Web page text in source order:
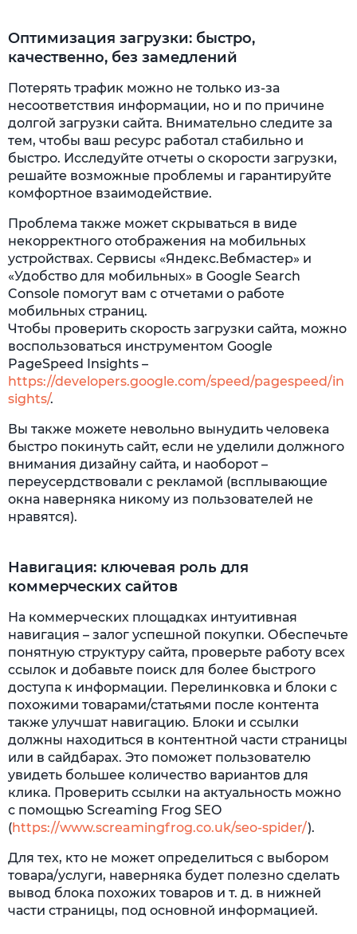
Оптимизация загрузки: быстро,
качественно, без замедлений
Потерять трафик можно не только из-за
несоответствия информации, но и по причине
долгой загрузки сайта. Внимательно следите за
тем, чтобы ваш ресурс работал стабильно и
быстро. Исследуйте отчеты о скорости загрузки,
решайте возможные проблемы и гарантируйте
комфортное взаимодействие.
Проблема также может скрываться в виде
некорректного отображения на мобильных
устройствах. Сервисы «Яндекс.Вебмастер» и
«Удобство для мобильных» в Google Search
Console помогут вам с отчетами о работе
мобильных страниц.
Чтобы проверить скорость загрузки сайта, можно
воспользоваться инструментом Google
PageSpeed Insights –
https://developers.google.com/speed/pagespeed/in
sights/.
Вы также можете невольно вынудить человека
быстро покинуть сайт, если не уделили должного
внимания дизайну сайта, и наоборот –
переусердствовали с рекламой (всплывающие
окна наверняка никому из пользователей не
нравятся).
Навигация: ключевая роль для
коммерческих сайтов
На коммерческих площадках интуитивная
навигация – залог успешной покупки. Обеспечьте
понятную структуру сайта, проверьте работу всех
ссылок и добавьте поиск для более быстрого
доступа к информации. Перелинковка и блоки с
похожими товарами/статьями после контента
также улучшат навигацию. Блоки и ссылки
должны находиться в контентной части страницы
или в сайдбарах. Это поможет пользователю
увидеть большее количество вариантов для
клика. Проверить ссылки на актуальность можно
с помощью Screaming Frog SEO
(https://www.screamingfrog.co.uk/seo-spider/).
Для тех, кто не может определиться с выбором
товара/услуги, наверняка будет полезно сделать
вывод блока похожих товаров и т. д. в нижней
части страницы, под основной информацией.